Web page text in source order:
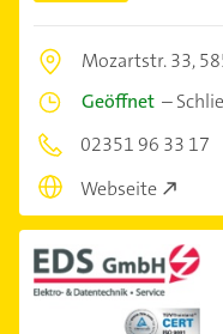
Mozartstr. 33,
Geöffnet –
02351 96 33 17
Webseite